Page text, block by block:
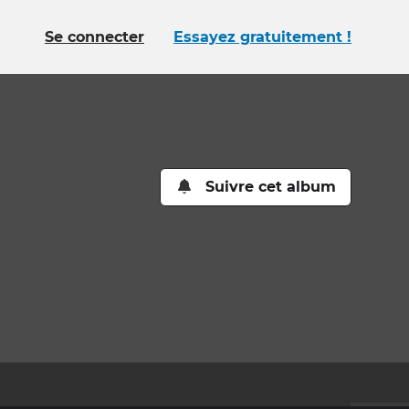
Se connecter Essayez gratuitement !
Suivre cet album